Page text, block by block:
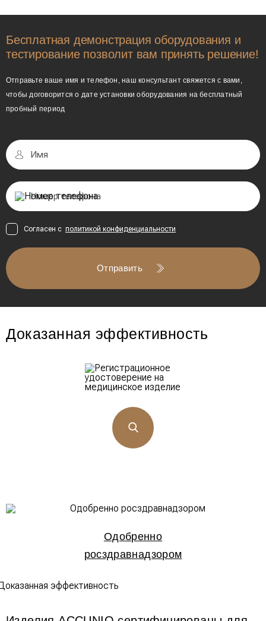
Бесплатная демонстрация оборудования и
тестирование позволит вам принять решение!
Отправьте ваше имя и телефон, наш консультант свяжется с вами,
чтобы договорится о дате установки оборудования на бесплатный
пробный период
Отправить
Согласен с политикой конфиденциальности
Доказанная эффективность
Одобренно
росздравнадзором